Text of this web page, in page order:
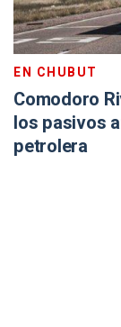
EN CHUBUT
Comodoro
los pasivos
petrolera